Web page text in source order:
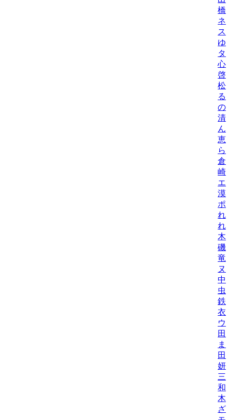
橋
ネ
ス
ゆ
タ
心/
啓
松
る
の
清
ん
恵
ら
倉
崎
エ
漠/
ポ
れ
れ/
木
磯
竜/
ヌ
中
虫
鉄/
衣/
ウ
田
ま
田
妍/
三
和
木
ざ